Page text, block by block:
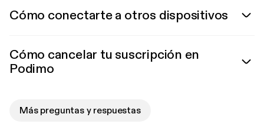
Cómo conectarte a otros dispositivos
Cómo cancelar tu suscripción en
Podimo
Más preguntas y respuestas